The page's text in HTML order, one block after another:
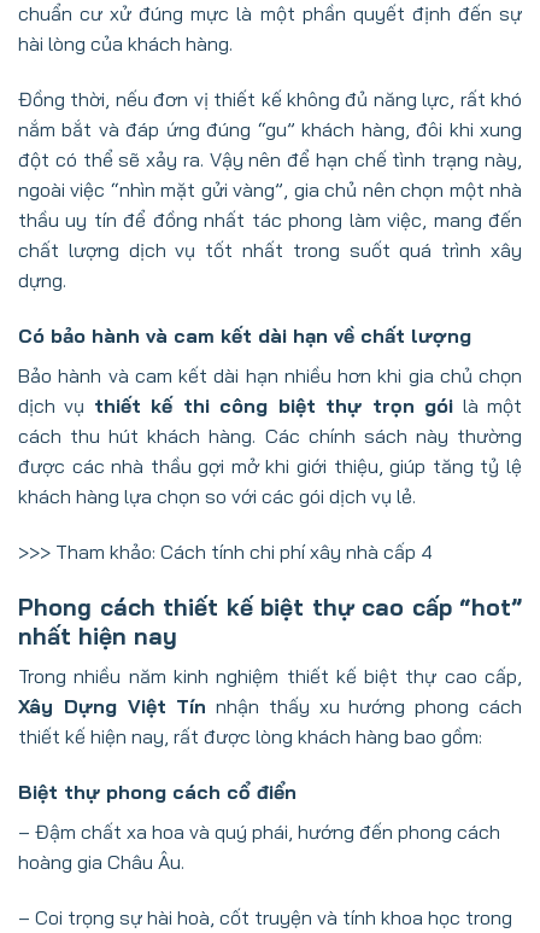
chuẩn cư xử đúng mực là một phần quyết định đến sự
hài lòng của khách hàng.
Đồng thời, nếu đơn vị thiết kế không đủ năng lực, rất khó
nắm bắt và đáp ứng đúng “gu” khách hàng, đôi khi xung
đột có thể sẽ xảy ra. Vậy nên để hạn chế tình trạng này,
ngoài việc “nhìn mặt gửi vàng”, gia chủ nên chọn một nhà
thầu uy tín để đồng nhất tác phong làm việc, mang đến
chất lượng dịch vụ tốt nhất trong suốt quá trình xây
dựng.
Có bảo hành và cam kết dài hạn về chất lượng
Bảo hành và cam kết dài hạn nhiều hơn khi gia chủ chọn
dịch vụ thiết kế thi công biệt thự trọn gói là một
cách thu hút khách hàng. Các chính sách này thường
được các nhà thầu gợi mở khi giới thiệu, giúp tăng tỷ lệ
khách hàng lựa chọn so với các gói dịch vụ lẻ.
>>> Tham khảo: Cách tính chi phí xây nhà cấp 4
Phong cách thiết kế biệt thự cao cấp “hot”
nhất hiện nay
Trong nhiều năm kinh nghiệm thiết kế biệt thự cao cấp,
Xây Dựng Việt Tín nhận thấy xu hướng phong cách
thiết kế hiện nay, rất được lòng khách hàng bao gồm:
Biệt thự phong cách cổ điển
– Đậm chất xa hoa và quý phái, hướng đến phong cách
hoàng gia Châu Âu.
– Coi trọng sự hài hoà, cốt truyện và tính khoa học trong